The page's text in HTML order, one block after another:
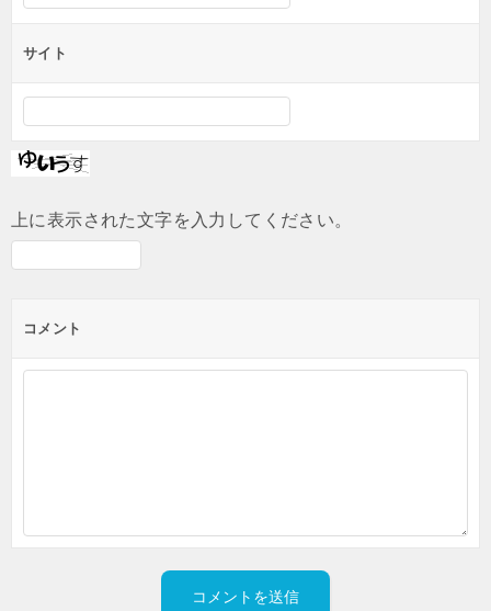
サイト
上に表示された文字を入力してください。
コメント